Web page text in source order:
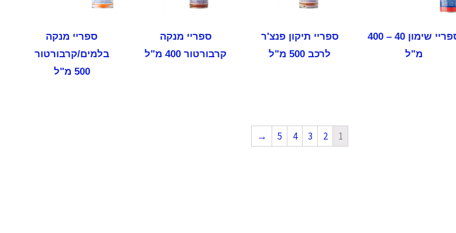
ספריי ‏שימון 40‏ – 400
מ"ל
ספריי תיקון פנצ'ר
לרכב 500 מ"ל
ספריי מנקה
קרבורטור 400 מ"ל
ספריי מנקה
בלמים/קרבורטור
500 מ"ל
1
2
3
4
5
→